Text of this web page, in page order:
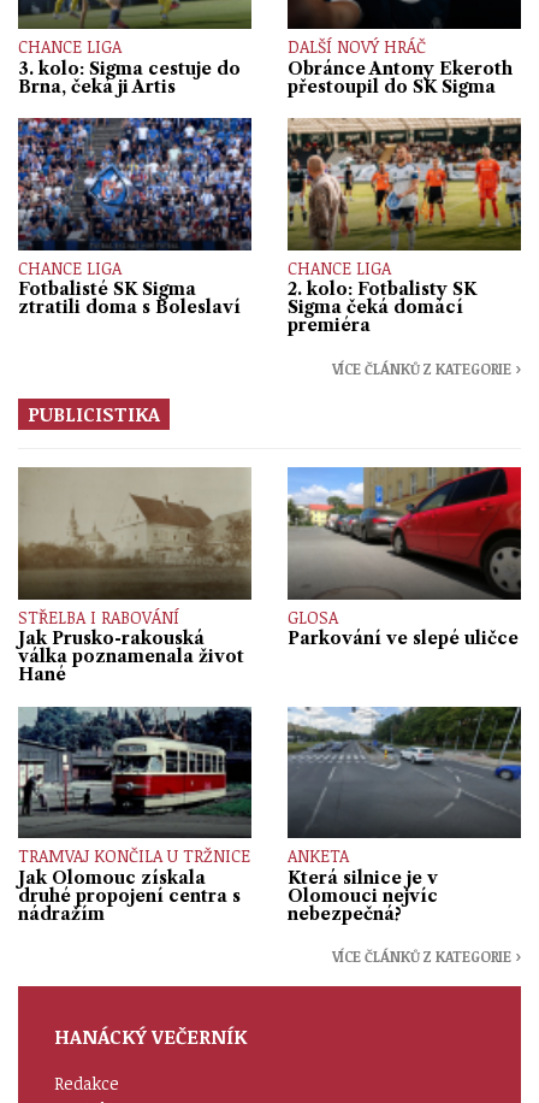
CHANCE LIGA
3. kolo: Sigma cestuje do
Brna, čeká ji Artis
DALŠÍ NOVÝ HRÁČ
Obránce Antony Ekeroth
přestoupil do SK Sigma
CHANCE LIGA
Fotbalisté SK Sigma
ztratili doma s Boleslaví
CHANCE LIGA
2. kolo: Fotbalisty SK
Sigma čeká domácí
premiéra
VÍCE ČLÁNKŮ Z KATEGORIE ›
PUBLICISTIKA
STŘELBA I RABOVÁNÍ
Jak Prusko-rakouská
válka poznamenala život
Hané
GLOSA
Parkování ve slepé uličce
TRAMVAJ KONČILA U TRŽNICE
Jak Olomouc získala
druhé propojení centra s
nádražím
ANKETA
Která silnice je v
Olomouci nejvíc
nebezpečná?
VÍCE ČLÁNKŮ Z KATEGORIE ›
HANÁCKÝ VEČERNÍK
Redakce